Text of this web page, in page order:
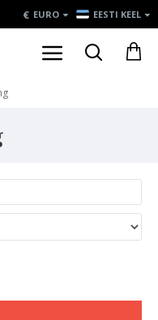
€ EURO EESTI KEEL